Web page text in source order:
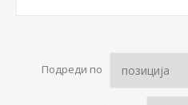
Подреди по